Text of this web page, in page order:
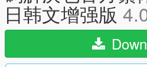
日韩文增强版